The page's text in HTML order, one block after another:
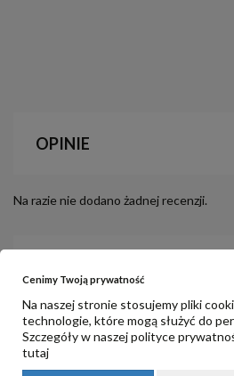
OPINIE
Na razie nie dodano żadnej recenzji.
Cenimy Twoją prywatność
Na naszej stronie stosujemy pliki
technologie, które mogą służyć do
Szczegóły w naszejpolityce
tutaj